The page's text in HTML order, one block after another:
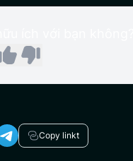
Copy linkt